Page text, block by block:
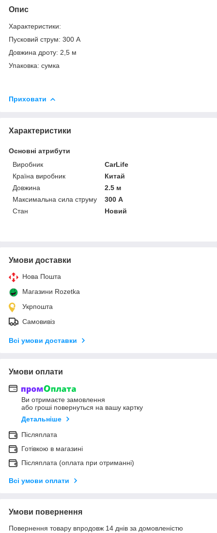
Опис
Характеристики:
Пусковий струм: 300 А
Довжина дроту: 2,5 м
Упаковка: сумка
Приховати
Характеристики
Основні атрибути
Виробник
CarLife
Країна виробник
Китай
Довжина
2.5 м
Максимальна сила струму
300 А
Стан
Новий
Умови доставки
Нова Пошта
Магазини Rozetka
Укрпошта
Самовивіз
Всі умови доставки
Умови оплати
Ви отримаєте замовлення
або гроші повернуться на вашу картку
Детальніше
Післяплата
Готівкою в магазині
Післяплата (оплата при отриманні)
Всі умови оплати
Умови повернення
Повернення товару впродовж 14 днів за домовленістю